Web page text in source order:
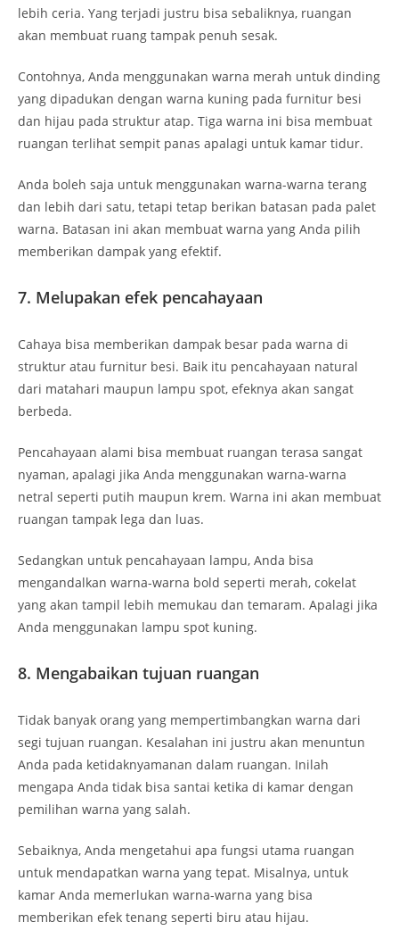
lebih ceria. Yang terjadi justru bisa sebaliknya, ruangan
akan membuat ruang tampak penuh sesak.
Contohnya, Anda menggunakan warna merah untuk dinding
yang dipadukan dengan warna kuning pada furnitur besi
dan hijau pada struktur atap. Tiga warna ini bisa membuat
ruangan terlihat sempit panas apalagi untuk kamar tidur.
Anda boleh saja untuk menggunakan warna-warna terang
dan lebih dari satu, tetapi tetap berikan batasan pada palet
warna. Batasan ini akan membuat warna yang Anda pilih
memberikan dampak yang efektif.
7. Melupakan efek pencahayaan
Cahaya bisa memberikan dampak besar pada warna di
struktur atau furnitur besi. Baik itu pencahayaan natural
dari matahari maupun lampu spot, efeknya akan sangat
berbeda.
Pencahayaan alami bisa membuat ruangan terasa sangat
nyaman, apalagi jika Anda menggunakan warna-warna
netral seperti putih maupun krem. Warna ini akan membuat
ruangan tampak lega dan luas.
Sedangkan untuk pencahayaan lampu, Anda bisa
mengandalkan warna-warna bold seperti merah, cokelat
yang akan tampil lebih memukau dan temaram. Apalagi jika
Anda menggunakan lampu spot kuning.
8. Mengabaikan tujuan ruangan
Tidak banyak orang yang mempertimbangkan warna dari
segi tujuan ruangan. Kesalahan ini justru akan menuntun
Anda pada ketidaknyamanan dalam ruangan. Inilah
mengapa Anda tidak bisa santai ketika di kamar dengan
pemilihan warna yang salah.
Sebaiknya, Anda mengetahui apa fungsi utama ruangan
untuk mendapatkan warna yang tepat. Misalnya, untuk
kamar Anda memerlukan warna-warna yang bisa
memberikan efek tenang seperti biru atau hijau.